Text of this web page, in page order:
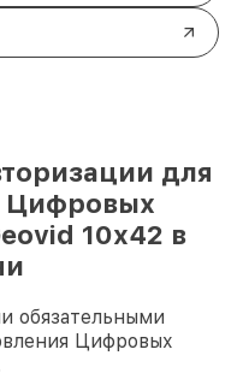
для
Цифровых
10x42 в
обязательными
Цифровых